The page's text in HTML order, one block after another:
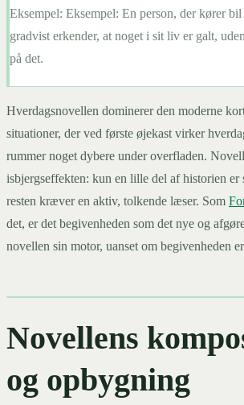
Eksempel: Eksempel: En person, der kører bil
gradvist erkender, at noget i sit liv er galt,
på det.
Hverdagsnovellen dominerer den moderne
situationer, der ved første øjekast virker
rummer noget dybere under overfladen.
isbjergseffekten: kun en lille del af historien er
resten kræver en aktiv, tolkende læser. Som
det, er det begivenheden som det nye og
novellen sin motor, uanset om begivenheden
Novellens
og opbygning